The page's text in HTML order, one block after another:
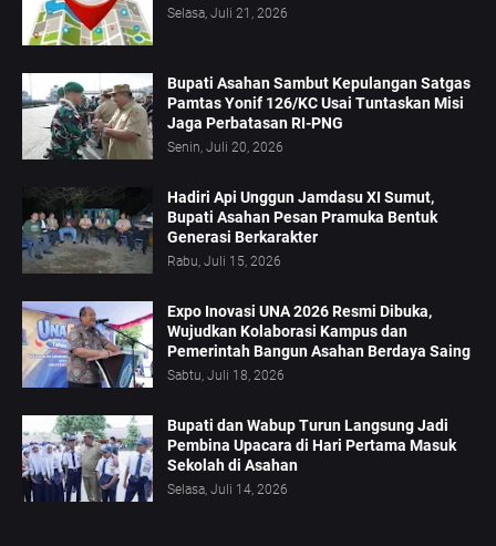
Selasa, Juli 21, 2026
Bupati Asahan Sambut Kepulangan Satgas
Pamtas Yonif 126/KC Usai Tuntaskan Misi
Jaga Perbatasan RI-PNG
Senin, Juli 20, 2026
Hadiri Api Unggun Jamdasu XI Sumut,
Bupati Asahan Pesan Pramuka Bentuk
Generasi Berkarakter
Rabu, Juli 15, 2026
Expo Inovasi UNA 2026 Resmi Dibuka,
Wujudkan Kolaborasi Kampus dan
Pemerintah Bangun Asahan Berdaya Saing
Sabtu, Juli 18, 2026
Bupati dan Wabup Turun Langsung Jadi
Pembina Upacara di Hari Pertama Masuk
Sekolah di Asahan
Selasa, Juli 14, 2026